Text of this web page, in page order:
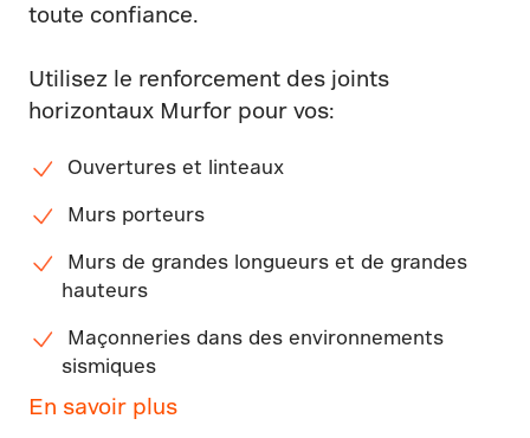
toute confiance.
Utilisez le renforcement des joints
horizontaux Murfor pour vos:
Ouvertures et linteaux
Murs porteurs
Murs de grandes longueurs et de grandes
hauteurs
Maçonneries dans des environnements
sismiques
En savoir plus